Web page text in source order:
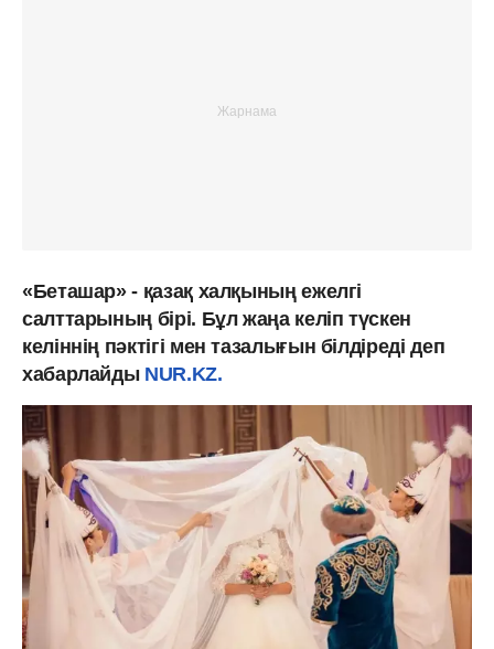
«Беташар» - қазақ халқының ежелгі
салттарының бірі. Бұл жаңа келіп түскен
келіннің пәктігі мен тазалығын білдіреді деп
хабарлайды NUR.KZ.